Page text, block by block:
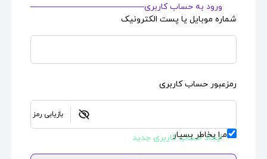
ورود به حساب کاربری
شماره موبایل یا پست الکترونیک
رمزعبور حساب کاربری
بازیابی رمز
مرا بخاطر بسپار
ایجاد حساب کاربری جدید